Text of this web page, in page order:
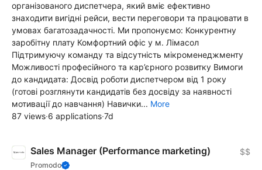
організованого диспетчера, який вміє ефективно
знаходити вигідні рейси, вести переговори та працювати в
умовах багатозадачності. Ми пропонуємо: Конкурентну
заробітну плату Комфортний офіс у м. Лімасол
Підтримуючу команду та відсутність мікроменеджменту
Можливості професійного та кар’єрного розвитку Вимоги
до кандидата: Досвід роботи диспетчером від 1 року
(готові розглянути кандидатів без досвіду за наявності
мотивації до навчання) Навички... More
87 views·6 applications·7d
Sales Manager (Performance marketing)
Promodo
$$